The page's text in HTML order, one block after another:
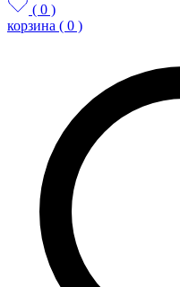
( 0 )
корзина ( 0 )